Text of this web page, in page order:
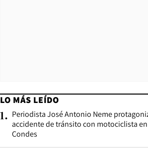
LO MÁS LEÍDO
1. Periodista José Antonio Neme
accidente de tránsito con motociclista en
Condes